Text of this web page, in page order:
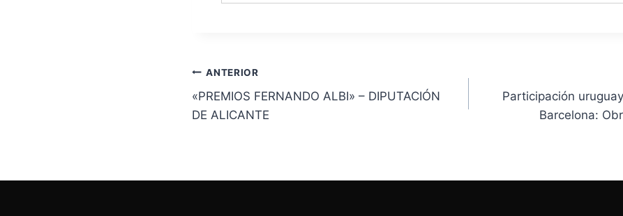
ANTERIOR
«PREMIOS FERNANDO ALBI» – DIPUTACIÓN
DE ALICANTE
Participación
Barcelona: